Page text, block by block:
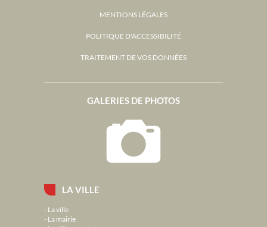
LA VILLE
La ville
La mairie
GALERIES DE PHOTOS
MENTIONS LÉGALES
POLITIQUE D'ACCESSIBILITÉ
TRAITEMENT DE VOS DONNÉES